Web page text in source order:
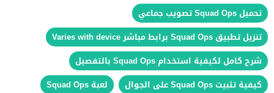
تحميل Squad Ops تصويب جماعي
تنزيل تطبيق Squad Ops برابط مباشر Varies with device
شرح كامل لكيفية استخدام Squad Ops بالتفصيل
كيفية تثبيت Squad Ops على الجوال
لعبة Squad Ops